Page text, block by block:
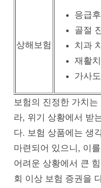
상해보험
응급
골절
치과
재활
가사
보험의 진정한 가치
라, 위기 상황에서 받
다. 보험 상품에는 생
마련되어 있으니, 이
어려운 상황에서 큰
회 이상 보험 증권을